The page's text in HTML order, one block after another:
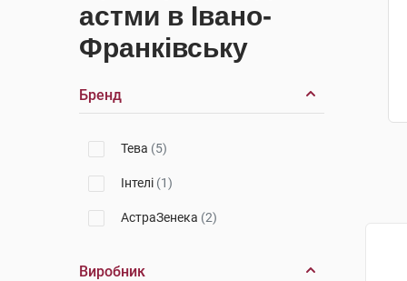
астми в Івано-
Франківську
Бренд
Тева (5)
Інтелі (1)
АстраЗенека (2)
Виробник